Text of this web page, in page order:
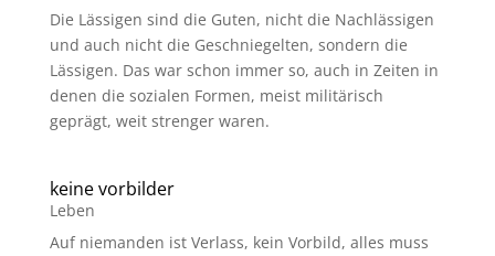
Die Lässigen sind die Guten, nicht die Nachlässigen
und auch nicht die Geschniegelten, sondern die
Lässigen. Das war schon immer so, auch in Zeiten in
denen die sozialen Formen, meist militärisch
geprägt, weit strenger waren.
keine vorbilder
Leben
Auf niemanden ist Verlass, kein Vorbild, alles muss